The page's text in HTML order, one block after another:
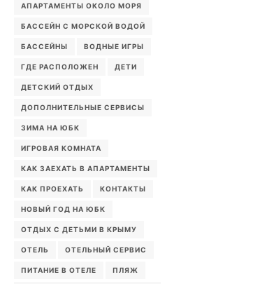
АПАРТАМЕНТЫ ОКОЛО МОРЯ
БАССЕЙН С МОРСКОЙ ВОДОЙ
БАССЕЙНЫ ВОДНЫЕ ИГРЫ
ГДЕ РАСПОЛОЖЕН ДЕТИ
ДЕТСКИЙ ОТДЫХ
ДОПОЛНИТЕЛЬНЫЕ СЕРВИСЫ
ЗИМА НА ЮБК
ИГРОВАЯ КОМНАТА
КАК ЗАЕХАТЬ В АПАРТАМЕНТЫ
КАК ПРОЕХАТЬ КОНТАКТЫ
НОВЫЙ ГОД НА ЮБК
ОТДЫХ С ДЕТЬМИ В КРЫМУ
ОТЕЛЬ ОТЕЛЬНЫЙ СЕРВИС
ПИТАНИЕ В ОТЕЛЕ ПЛЯЖ